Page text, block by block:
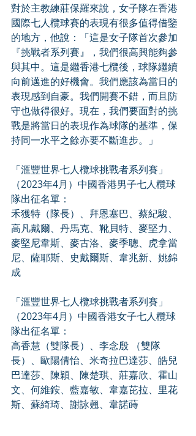
對於主教練莊保羅來說，女子隊在香港
國際七人欖球賽的表現有很多值得借鑒
的地方，他說：「這是女子隊首次參加
『挑戰者系列賽』，我們很高興能夠參
與其中。這是繼香港七欖後，球隊繼續
向前邁進的好機會。我們應該為當日的
表現感到自豪。我們開賽不錯，而且防
守也做得很好。現在，我們要面對的挑
戰是將當日的表現作為球隊的基準，保
持同一水平之餘亦要不斷進步。」
「滙豐世界七人欖球挑戰者系列賽」
（2023年4月）中國香港男子七人欖球
隊出征名單：
禾獲特（隊長）、拜恩塞巴、蔡紀駿、
高凡戴爾、丹馬克、靴貝特、麥堅力、
麥堅尼韋斯、麥古洛、麥季聰、虎拿當
尼、薩耶斯、史戴爾斯、韋兆新、姚錦
成
「滙豐世界七人欖球挑戰者系列賽」
（2023年4月）中國香港女子七人欖球
隊出征名單：
高香慧（雙隊長）、李念殷 （雙隊
長）、歐陽倩怡、米奇拉巴達莎、皓兒
巴達莎、陳穎、陳楚琪、莊嘉欣、霍山
文、何維銨、藍嘉敏、韋嘉芘拉、里花
斯、蘇綺琦、謝詠翹、韋諾蒔